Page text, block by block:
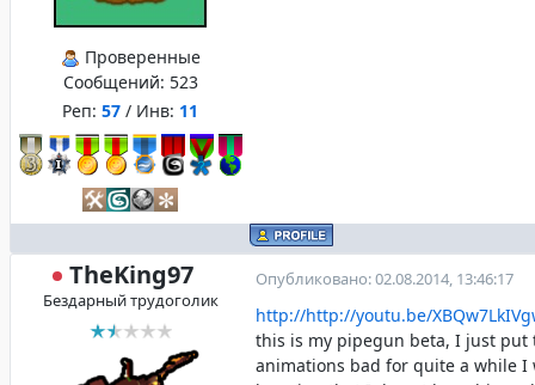
Проверенные
Сообщений: 523
Реп: 57 / Инв: 11
TheKing97
Бездарный трудоголик
Опубликовано: 02.08.2014, 13:46:17
http://http://youtu.be/
this is my pipegun beta, I just put
animations bad for quite a while I